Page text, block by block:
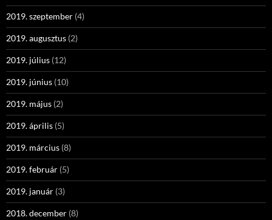
2019. szeptember (4)
2019. augusztus (2)
2019. július (12)
2019. június (10)
2019. május (2)
2019. április (5)
2019. március (8)
2019. február (5)
2019. január (3)
2018. december (8)